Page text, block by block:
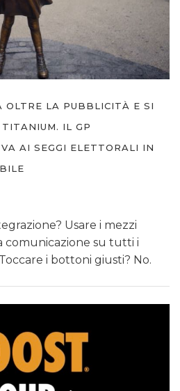
OLTRE LA PUBBLICITÀ E SI
IL GP
AI SEGGI ELETTORALI IN
Usare i mezzi
comunicazione su tutti i
i bottoni giusti? No.